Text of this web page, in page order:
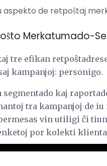
aspekto de retpoŝtaj
Merkatumado-
tre efikan
kampanjoj: personigo.
kaj
tra kampanjoj de
vin utiligi ĉi
por kolekti